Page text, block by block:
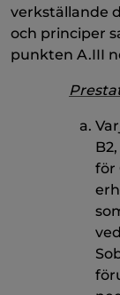
verkställande
och principer
punkten A.III
för